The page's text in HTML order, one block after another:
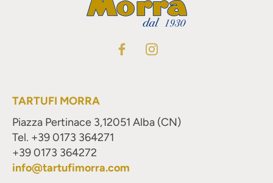
TARTUFI MORRA
Piazza Pertinace 3,12051 Alba (CN)
Tel. +39 0173 364271
+39 0173 364272
info@tartufimorra.com